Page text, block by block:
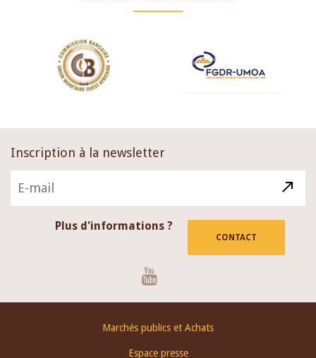
Inscription à la newsletter
Plus d'informations ?
CONTACT
Marchés publics et Achats
Espace presse